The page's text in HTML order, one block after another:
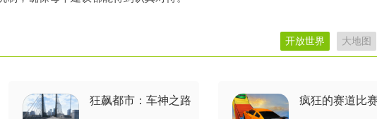
开放世界 大地图
狂飙都市：车神之路 疯狂的赛道比赛